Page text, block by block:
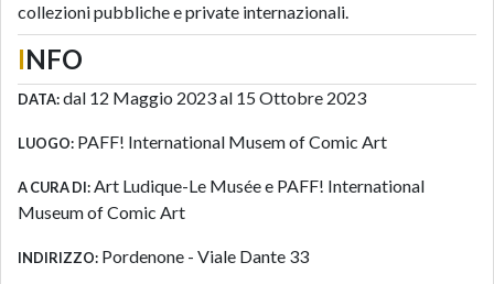
collezioni pubbliche e private internazionali.
INFO
DATA:dal 12 Maggio 2023 al 15 Ottobre 2023
LUOGO: PAFF! International Musem of Comic Art
A CURA DI:Art Ludique-Le Musée e PAFF! International
Museum of Comic Art
INDIRIZZO: Pordenone - Viale Dante 33